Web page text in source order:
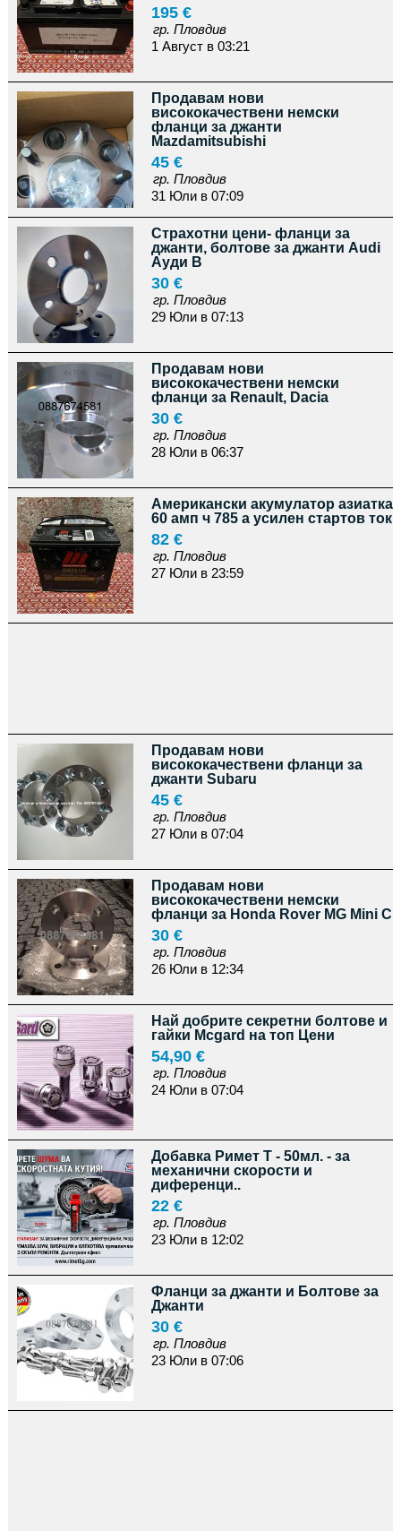
195 €
гр. Пловдив
1 Август в 03:21
Продавам нови
висококачествени немски
фланци за джанти
Mazdamitsubishi
45 €
гр. Пловдив
31 Юли в 07:09
Страхотни цени- фланци за
джанти, болтове за джанти Audi
Ауди B
30 €
гр. Пловдив
29 Юли в 07:13
Продавам нови
висококачествени немски
фланци за Renault, Dacia
30 €
гр. Пловдив
28 Юли в 06:37
Американски акумулатор азиатка
60 амп ч 785 а усилен стартов ток
82 €
гр. Пловдив
27 Юли в 23:59
Продавам нови
висококачествени фланци за
джанти Subaru
45 €
гр. Пловдив
27 Юли в 07:04
Продавам нови
висококачествени немски
фланци за Honda Rover MG Mini C
30 €
гр. Пловдив
26 Юли в 12:34
Най добрите секретни болтове и
гайки Мcgard на топ Цени
54,90 €
гр. Пловдив
24 Юли в 07:04
Добавка Римет Т - 50мл. - за
механични скорости и
диференци..
22 €
гр. Пловдив
23 Юли в 12:02
Фланци за джанти и Болтове за
Джанти
30 €
гр. Пловдив
23 Юли в 07:06